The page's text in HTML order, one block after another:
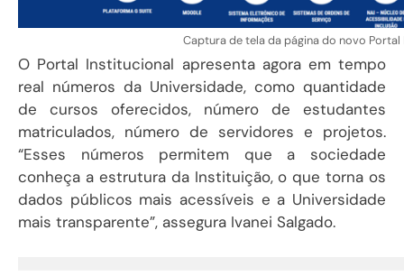
Captura de tela da página do novo
O Portal Institucional apresenta agora em tempo
real números da Universidade, como quantidade
de cursos oferecidos, número de estudantes
matriculados, número de servidores e projetos.
“Esses números permitem que a sociedade
conheça a estrutura da Instituição, o que torna os
dados públicos mais acessíveis e a Universidade
mais transparente”, assegura Ivanei Salgado.